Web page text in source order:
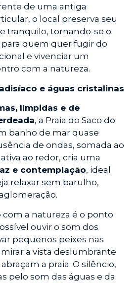
de uma antiga
o local preserva seu
tranquilo, tornando-se o
quem quer fugir do
e vivenciar um
com a natureza.
e águas cristalinas
límpidas e de
, a Praia do Saco do
banho de mar quase
de ondas, somada ao
ao redor, cria uma
e contemplação, ideal
relaxar sem barulho,
a natureza é o ponto
ouvir o som dos
pequenos peixes nas
a vista deslumbrante
a praia. O silêncio,
pelo som das águas e da